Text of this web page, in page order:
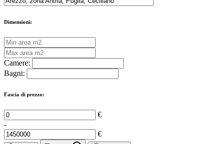
Dimensioni:
Camere:
Bagni:
Fascia di prezzo:
€
-
€